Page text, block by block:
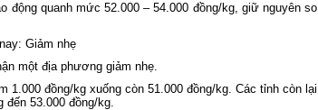
động quanh mức 52.000 – 54.000 đồng/kg, giữ nguyên so
Giảm nhẹ
một địa phương giảm nhẹ.
1.000 đồng/kg xuống còn 51.000 đồng/kg. Các tỉnh còn lại
đến 53.000 đồng/kg.